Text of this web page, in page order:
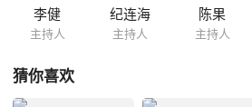
李健
主持人
纪连海
主持人
陈果
主持人
猜你喜欢